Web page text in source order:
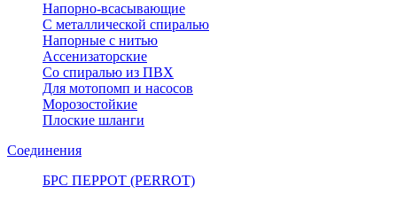
Напорно-всасывающие
С металлической спиралью
Напорные с нитью
Ассенизаторские
Со спиралью из ПВХ
Для мотопомп и насосов
Морозостойкие
Плоские шланги
Соединения
БРС ПЕРРОТ (PERROT)